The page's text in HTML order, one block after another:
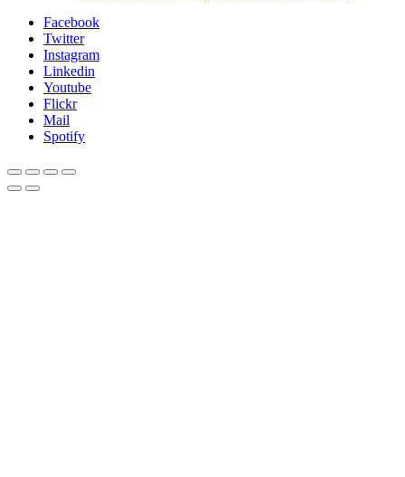
Facebook
Twitter
Instagram
Linkedin
Youtube
Flickr
Mail
Spotify